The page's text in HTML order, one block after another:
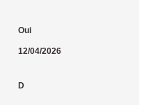
Oui
12/04/2026
D